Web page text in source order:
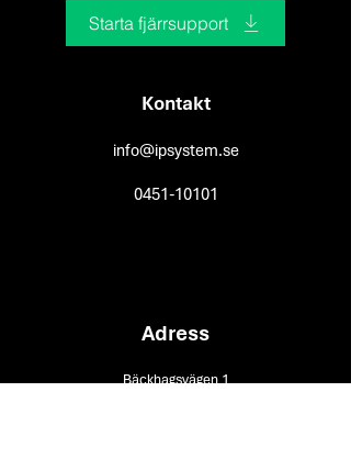
Starta fjärrsupport
Kontakt
info@ipsystem.se
0451-10101
Adress
Bäckhagsvägen 1